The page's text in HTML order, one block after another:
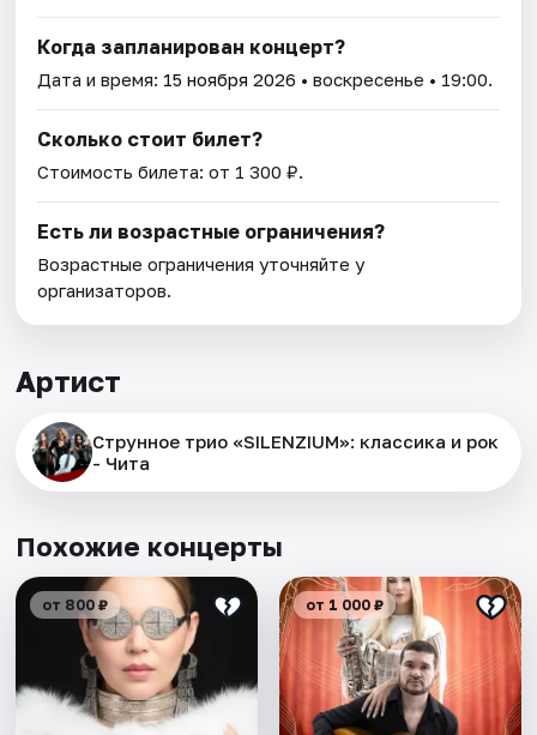
Когда запланирован концерт?
Дата и время: 15 ноября 2026 • воскресенье • 19:00.
Сколько стоит билет?
Стоимость билета: от 1 300 ₽.
Есть ли возрастные ограничения?
Возрастные ограничения уточняйте у
организаторов.
Артист
Струнное трио «SILENZIUM»: классика и рок
- Чита
Похожие концерты
от 800 ₽ от 1 000 ₽